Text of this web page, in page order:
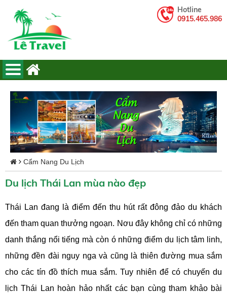
Hotline
0915.465.986
Cẩm Nang Du Lịch
Du lịch Thái Lan mùa nào đẹp
Thái Lan đang là điểm đến thu hút rất đông đảo du khách
đến tham quan thưởng ngoạn. Nơu đây không chỉ có những
danh thắng nổi tiếng mà còn ó những điểm du lịch tâm linh,
những đền đài nguy nga và cũng là thiên đường mua sắm
cho các tín đồ thích mua sắm. Tuy nhiên để có chuyến du
lịch Thái Lan hoàn hảo nhất các bạn cùng tham khảo bài